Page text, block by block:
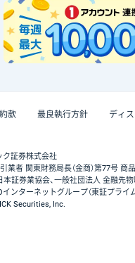
款 最良執行方針 ディ
ク証券株式会社
業者 関東財務局長（金商）第77号 商
本証券業協会、一般社団法人 金融先
ンターネットグループ（東証プライ
Securities, Inc.